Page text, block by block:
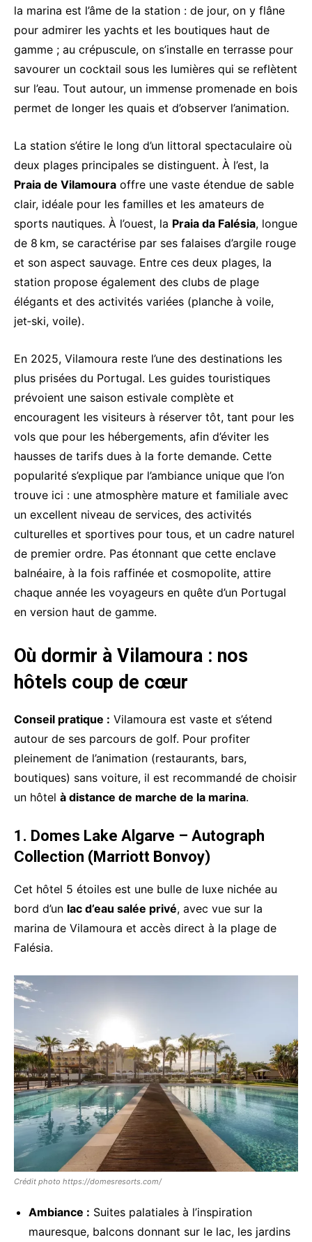
la marina est l’âme de la station : de jour, on y flâne
pour admirer les yachts et les boutiques haut de
gamme ; au crépuscule, on s’installe en terrasse pour
savourer un cocktail sous les lumières qui se reflètent
sur l’eau. Tout autour, un immense promenade en bois
permet de longer les quais et d’observer l’animation.
La station s’étire le long d’un littoral spectaculaire où
deux plages principales se distinguent. À l’est, la
Praia de Vilamoura offre une vaste étendue de sable
clair, idéale pour les familles et les amateurs de
sports nautiques. À l’ouest, la Praia da Falésia, longue
de 8 km, se caractérise par ses falaises d’argile rouge
et son aspect sauvage. Entre ces deux plages, la
station propose également des clubs de plage
élégants et des activités variées (planche à voile,
jet‑ski, voile).
En 2025, Vilamoura reste l’une des destinations les
plus prisées du Portugal. Les guides touristiques
prévoient une saison estivale complète et
encouragent les visiteurs à réserver tôt, tant pour les
vols que pour les hébergements, afin d’éviter les
hausses de tarifs dues à la forte demande. Cette
popularité s’explique par l’ambiance unique que l’on
trouve ici : une atmosphère mature et familiale avec
un excellent niveau de services, des activités
culturelles et sportives pour tous, et un cadre naturel
de premier ordre. Pas étonnant que cette enclave
balnéaire, à la fois raffinée et cosmopolite, attire
chaque année les voyageurs en quête d’un Portugal
en version haut de gamme.
Où dormir à Vilamoura : nos
hôtels coup de cœur
Conseil pratique : Vilamoura est vaste et s’étend
autour de ses parcours de golf. Pour profiter
pleinement de l’animation (restaurants, bars,
boutiques) sans voiture, il est recommandé de choisir
un hôtel à distance de marche de la marina.
1. Domes Lake Algarve – Autograph
Collection (Marriott Bonvoy)
Cet hôtel 5 étoiles est une bulle de luxe nichée au
bord d’un lac d’eau salée privé, avec vue sur la
marina de Vilamoura et accès direct à la plage de
Falésia.
Crédit photo https://domesresorts.com/
Ambiance : Suites palatiales à l’inspiration
mauresque, balcons donnant sur le lac, les jardins